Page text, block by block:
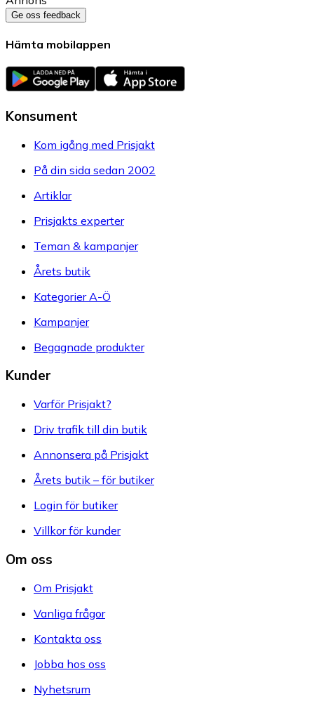
Ge oss feedback
Hämta mobilappen
Konsument
Kom igång med Prisjakt
På din sida sedan 2002
Artiklar
Prisjakts experter
Teman & kampanjer
Årets butik
Kategorier A-Ö
Kampanjer
Begagnade produkter
Kunder
Varför Prisjakt?
Driv trafik till din butik
Annonsera på Prisjakt
Årets butik – för butiker
Login för butiker
Villkor för kunder
Om oss
Om Prisjakt
Vanliga frågor
Kontakta oss
Jobba hos oss
Nyhetsrum